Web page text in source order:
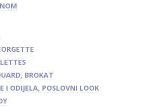
BROKAT
I ODIJELA, POSLOVNI LOOK